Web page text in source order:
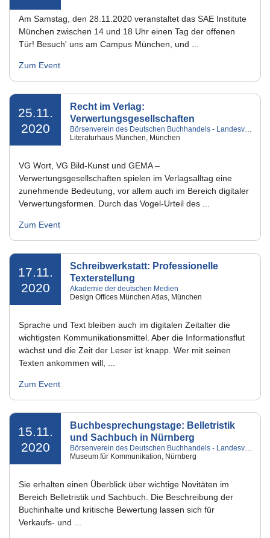
JUGENDSCHUTZ &
MEDIENKOMPETENZ
MEDIENPOLITIK &
PRINT & PUBLISHING
STARTUPS
VIRTUAL & AUGMENTED
WERBUNG &
MARKETING
Am Samstag, den 28.11.2020 veranstaltet das SAE Institute
München zwischen 14 und 18 Uhr einen Tag der offenen
Tür! Besuch' uns am Campus München, und ...
Zum Event
25.11.
2020
Recht im Verlag:
Verwertungsgesellschaften
Börsenverein des Deutschen Buchhandels - Landesverband Bayern e.V.
Literaturhaus München, München
VG Wort, VG Bild-Kunst und GEMA –
Verwertungsgesellschaften spielen im Verlagsalltag eine
zunehmende Bedeutung, vor allem auch im Bereich digitaler
Verwertungsformen. Durch das Vogel-Urteil des ...
Zum Event
17.11.
2020
Schreibwerkstatt: Professionelle
Texterstellung
Akademie der deutschen Medien
Design Offices München Atlas, München
Sprache und Text bleiben auch im digitalen Zeitalter die
wichtigsten Kommunikationsmittel. Aber die Informationsflut
wächst und die Zeit der Leser ist knapp. Wer mit seinen
Texten ankommen will, ...
Zum Event
15.11.
2020
Buchbesprechungstage: Belletristik
und Sachbuch in Nürnberg
Börsenverein des Deutschen Buchhandels - Landesverband Bayern e.V.
Museum für Kommunikation, Nürnberg
Sie erhalten einen Überblick über wichtige Novitäten im
Bereich Belletristik und Sachbuch. Die Beschreibung der
Buchinhalte und kritische Bewertung lassen sich für
Verkaufs- und ...